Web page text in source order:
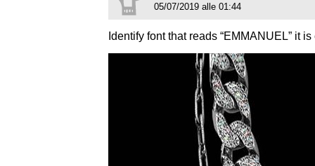
05/07/2019 alle 01:44
Identify font that reads “EMMANUEL” it